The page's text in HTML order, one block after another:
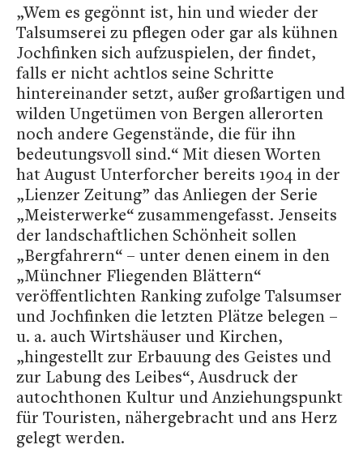
„Wem es gegönnt ist, hin und wieder der
Talsumserei zu pflegen oder gar als kühnen
Jochfinken sich aufzuspielen, der findet,
falls er nicht achtlos seine Schritte
hintereinander setzt, außer großartigen und
wilden Ungetümen von Bergen allerorten
noch andere Gegenstände, die für ihn
bedeutungsvoll sind.“ Mit diesen Worten
hat August Unterforcher bereits 1904 in der
„Lienzer Zeitung” das Anliegen der Serie
„Meisterwerke“ zusammengefasst. Jenseits
der landschaftlichen Schönheit sollen
„Bergfahrern“ – unter denen einem in den
„Münchner Fliegenden Blättern“
veröffentlichten Ranking zufolge Talsumser
und Jochfinken die letzten Plätze belegen –
u. a. auch Wirtshäuser und Kirchen,
„hingestellt zur Erbauung des Geistes und
zur Labung des Leibes“, Ausdruck der
autochthonen Kultur und Anziehungspunkt
für Touristen, nähergebracht und ans Herz
gelegt werden.